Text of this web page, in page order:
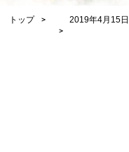
トップ 2019年4月15日